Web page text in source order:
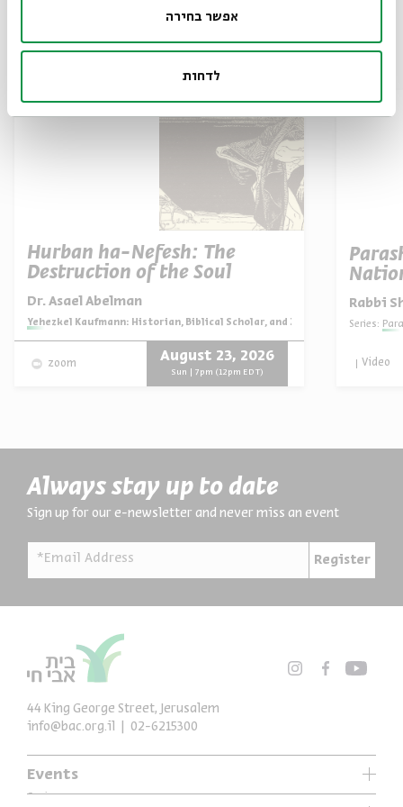
אפשר בחירה
לדחות
Also at Beit Avi Chai
Hurban ha-Nefesh: The
Destruction of the Soul
Dr. Asael Abelman
Series:
Yehezkel Kaufmann: Historian, Biblical Scholar, and Zionist Thinker
zoom August 23, 2026
Sun | 7pm (12pm EDT)
Rabbi
Series:
Video
Always stay up to date
Sign up for our e-newsletter and never miss an event
*Email Address Register
Events
44 King George Street, Jerusalem
info@bac.org.il
02-6215300